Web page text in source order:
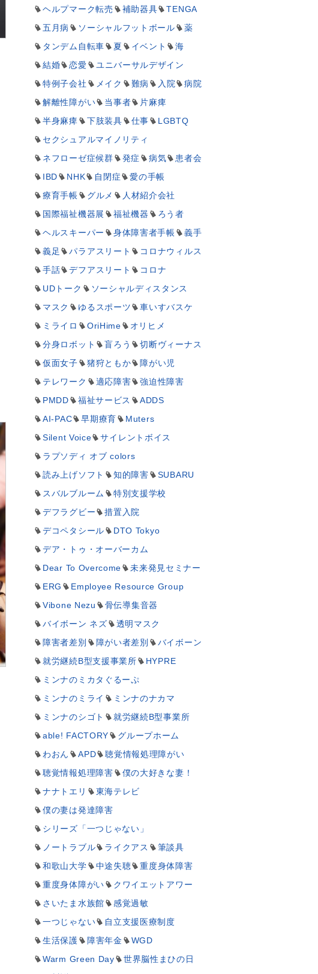
ヘルプマーク転売
補助器具
TENGA
五月病
ソーシャルフットボール
薬
タンデム自転車
夏 イベント
海
結婚
恋愛
ユニバーサルデザイン
特例子会社
メイク 難病 入院
病院
解離性障がい
当事者
片麻痺
半身麻痺
下肢装具 仕事
LGBTQ
セクシュアルマイノリティ
ネフローゼ症候群
発症 病気
患者会
IBD
NHK 自閉症
愛の手帳
療育手帳
グルメ
人材紹介会社
国際福祉機器展
福祉機器
ろう者
ヘルスキーパー
身体障害者手帳
義手
義足
パラアスリート
コロナウィルス
手話
デフアスリート
コロナ
UDトーク
ソーシャルディスタンス
マスク
ゆるスポーツ
車いすバスケ
ミライロ
OriHime
オリヒメ
分身ロボット
盲ろう
切断ヴィーナス
仮面女子
猪狩ともか
障がい児
テレワーク
適応障害
強迫性障害
PMDD
福祉サービス
ADDS
AI-PAC
早期療育
Muters
Silent Voice
サイレントボイス
ラプソディ オブ colors
読み上げソフト
知的障害
SUBARU
スバルブルーム
特別支援学校
デフラグビー
措置入院
デコペタシール
DTO Tokyo
デア・トゥ・オーバーカム
Dear To Overcome
未来発見セミナー
ERG
Employee Resource Group
Vibone Nezu
骨伝導集音器
バイボーン ネズ
透明マスク
障害者差別
障がい者差別
バイボーン
就労継続B型支援事業所
HYPRE
ミンナのミカタぐるーぷ
ミンナのミライ
ミンナのナカマ
ミンナのシゴト
就労継続B型事業所
able! FACTORY
グループホーム
わおん
APD
聴覚情報処理障がい
聴覚情報処理障害
僕の大好きな妻！
ナナトエリ
東海テレビ
僕の妻は発達障害
シリーズ「一つじゃない」
ノートラブル
ライクアス
筆談具
和歌山大学
中途失聴
重度身体障害
重度身体障がい
クワイエットアワー
さいたま水族館
感覚過敏
一つじゃない
自立支援医療制度
生活保護
障害年金
WGD
Warm Green Day
世界脳性まひの日